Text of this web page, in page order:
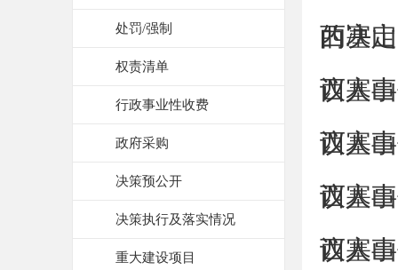
处罚/强制
权责清单
行政事业性收费
政府采购
决策预公开
决策执行及落实情况
重大建设项目
的决定
西塞
议人
西塞
议人
西塞
议人
西塞
议人
西塞